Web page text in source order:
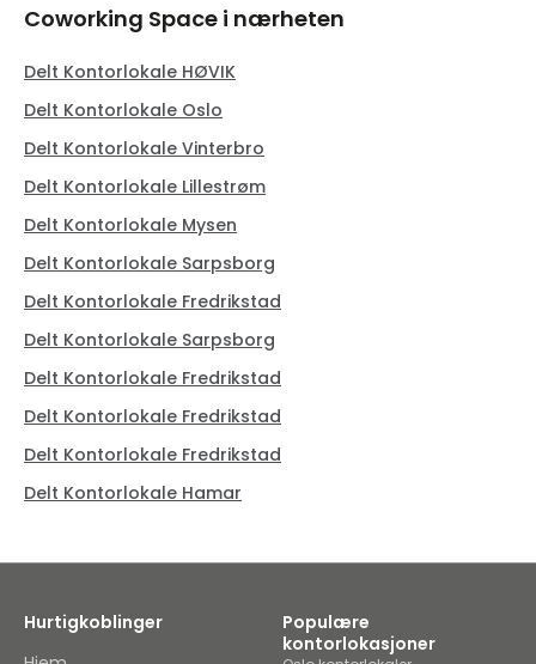
Coworking Space i nærheten
Delt Kontorlokale HØVIK
Delt Kontorlokale Oslo
Delt Kontorlokale Vinterbro
Delt Kontorlokale Lillestrøm
Delt Kontorlokale Mysen
Delt Kontorlokale Sarpsborg
Delt Kontorlokale Fredrikstad
Delt Kontorlokale Sarpsborg
Delt Kontorlokale Fredrikstad
Delt Kontorlokale Fredrikstad
Delt Kontorlokale Fredrikstad
Delt Kontorlokale Hamar
Hurtigkoblinger
Populære
kontorlokasjoner